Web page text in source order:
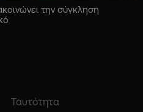
την σύγκληση
Ταυτότητα